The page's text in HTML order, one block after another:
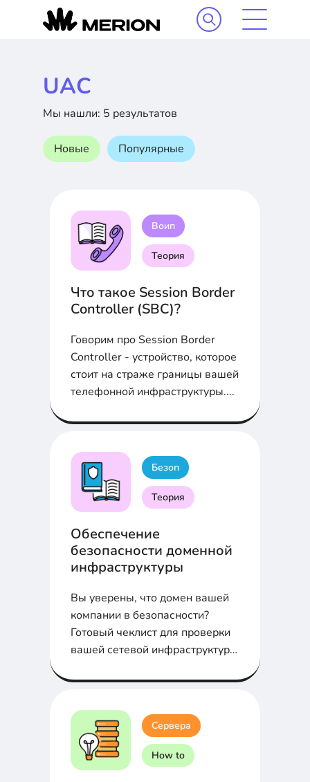
UAC
Мы нашли: 5 результатов
Новые Популярные
Воип
Теория
Что такое Session Border
Controller (SBC)?
Говорим про Session Border
Controller - устройство, которое
стоит на страже границы вашей
телефонной инфраструктуры....
Безоп
Теория
Обеспечение
безопасности доменной
инфраструктуры
Вы уверены, что домен вашей
компании в безопасности?
Готовый чеклист для проверки
вашей сетевой инфраструктуры
Сервера
How to